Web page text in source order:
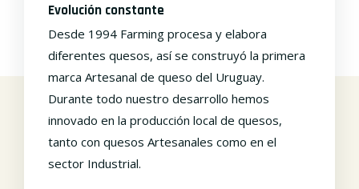
Evolución constante
Desde 1994 Farming procesa y elabora
diferentes quesos, así se construyó la primera
marca Artesanal de queso del Uruguay.
Durante todo nuestro desarrollo hemos
innovado en la producción local de quesos,
tanto con quesos Artesanales como en el
sector Industrial.